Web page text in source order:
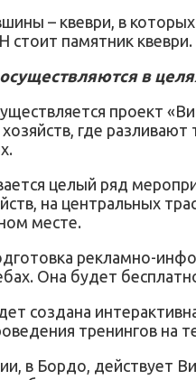
– квеври, в
памятник квеври.
в
проект
где
целый ряд
на центральных
месте.
рекламно-
Она будет
создана
тренингов на
в Бордо, действует